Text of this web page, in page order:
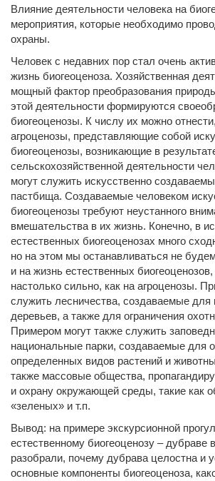
Влияние деятельности человека на
мероприятия, которые необходимо
охраны.
Человек с недавних пор стал очень
жизнь биогеоценоза. Хозяйственная
мощный фактор преобразования
этой деятельности формируются
биогеоценозы. К числу их можно
агроценозы, представляющие собой
биогеоценозы, возникающие в
сельскохозяйственной деятельности
могут служить искусственно
пастбища. Создаваемые человеком
биогеоценозы требуют неустанного
вмешательства в их жизнь. Конечно, в
естественных биогеоценозах много
но на этом мы останавливаться не
и на жизнь естественных
настолько сильно, как на агроценозы.
служить лесничества, создаваемые
деревьев, а также для ограничения
Примером могут также служить
национальные парки, создаваемые для
определенных видов растений и
также массовые общества,
и охрану окружающей среды, такие как
«зеленых» и т.п.
Вывод: на примере экскурсионной
естественному биогеоценозу – дубраве
разобрали, почему дубрава целостна и
основные компоненты биогеоценоза,